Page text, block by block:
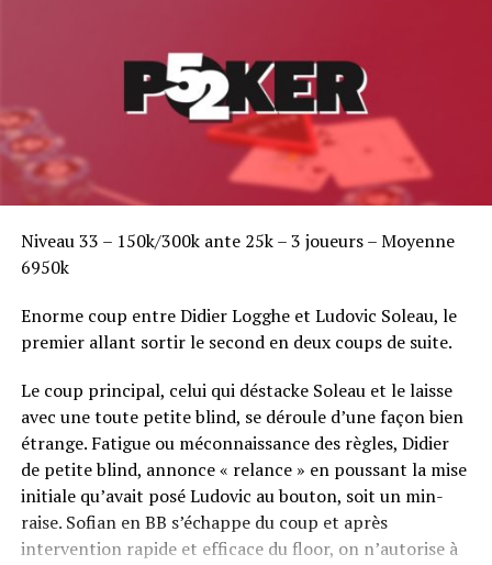
Niveau 33 – 150k/300k ante 25k – 3 joueurs – Moyenne
6950k
Enorme coup entre Didier Logghe et Ludovic Soleau, le
premier allant sortir le second en deux coups de suite.
Le coup principal, celui qui déstacke Soleau et le laisse
avec une toute petite blind, se déroule d’une façon bien
étrange. Fatigue ou méconnaissance des règles, Didier
de petite blind, annonce « relance » en poussant la mise
initiale qu’avait posé Ludovic au bouton, soit un min-
raise. Sofian en BB s’échappe du coup et après
intervention rapide et efficace du floor, on n’autorise à